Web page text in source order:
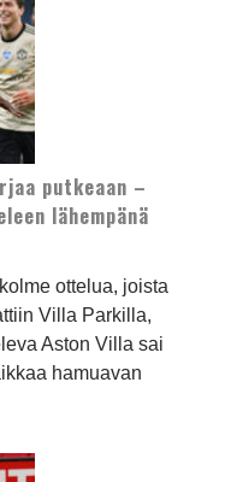
putkeaan –
lähempänä
ottelua, joista
Villa Parkilla,
Aston Villa sai
hamuavan